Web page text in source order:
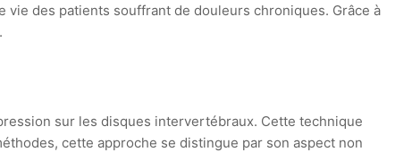
des patients souffrant de douleurs chroniques. Grâce à
sur les disques intervertébraux. Cette technique
cette approche se distingue par son aspect non